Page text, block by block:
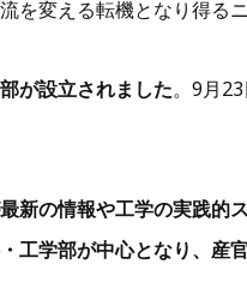
を変える転機となり得る
が設立されました。9月
新の情報や工学の実践的
工学部が中心となり、産